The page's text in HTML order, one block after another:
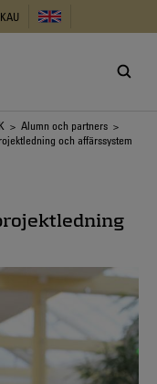
> Alumn och partners >
och affärssystem